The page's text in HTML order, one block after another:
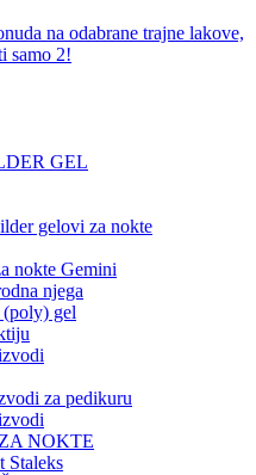
na odabrane trajne lakove,
samo 2!
GEL
gelovi za nokte
nokte Gemini
njega
gel
za pedikuru
NOKTE
Staleks